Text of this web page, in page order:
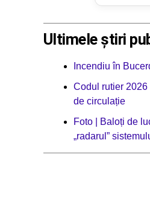
Ultimele știri
Incendiu în
Codul rutier
de circulație
Foto | Baloți de
„radarul”